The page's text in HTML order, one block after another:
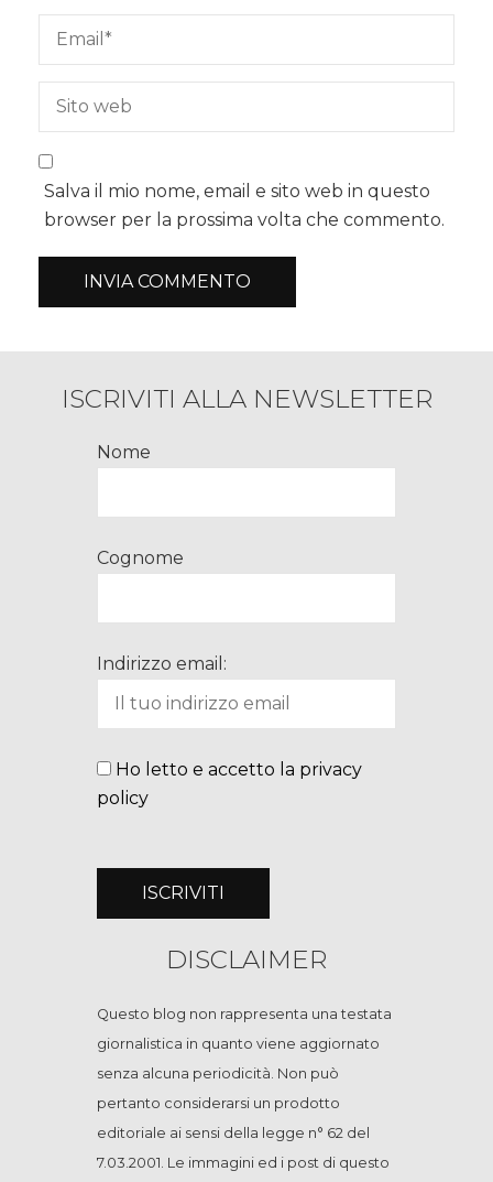
Salva il mio nome, email e sito web in questo
browser per la prossima volta che commento.
ISCRIVITI ALLA NEWSLETTER
Nome
Cognome
Indirizzo email:
Ho letto e accetto la privacy
policy
DISCLAIMER
Questo blog non rappresenta una testata
giornalistica in quanto viene aggiornato
senza alcuna periodicità. Non può
pertanto considerarsi un prodotto
editoriale ai sensi della legge n° 62 del
7.03.2001. Le immagini ed i post di questo